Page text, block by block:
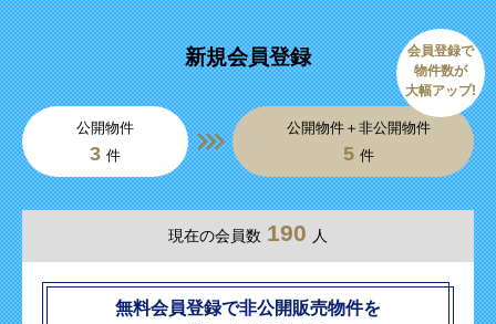
新規会員登録
公開物件
3 件
公開物件＋非公開物件
5 件
会員登録で
物件数が
大幅アップ!
現在の会員数 190 人
無料会員登録で非公開販売物件を